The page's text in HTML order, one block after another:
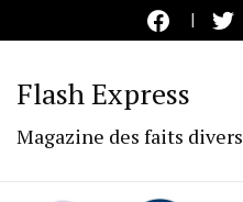
Flash Express
Magazine des faits divers